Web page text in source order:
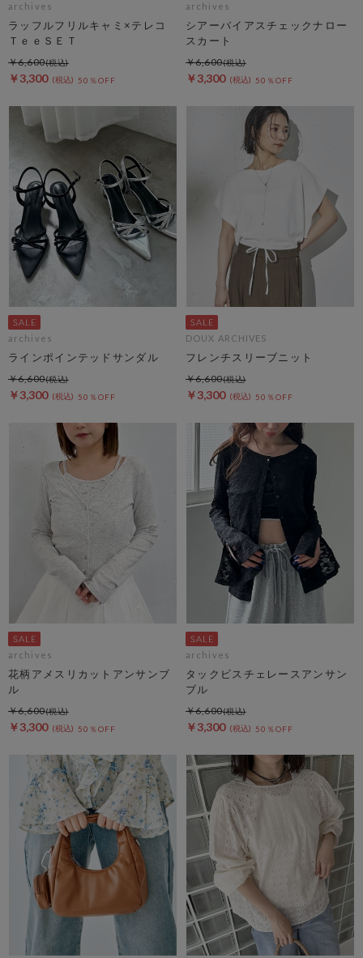
archives
ラッフルフリルキャミ×テレコ
ＴｅｅＳＥＴ
￥3,300 50％OFF
￥6,600
archives
シアーバイアスチェックナロー
スカート
￥3,300 50％OFF
￥6,600
archives
ラインポインテッドサンダル
￥3,300 50％OFF
￥6,600
DOUX ARCHIVES
フレンチスリーブニット
￥3,300 50％OFF
￥6,600
archives
花柄アメスリカットアンサンブ
ル
￥3,300 50％OFF
￥6,600
archives
タックビスチェレースアンサン
ブル
￥3,300 50％OFF
￥6,600